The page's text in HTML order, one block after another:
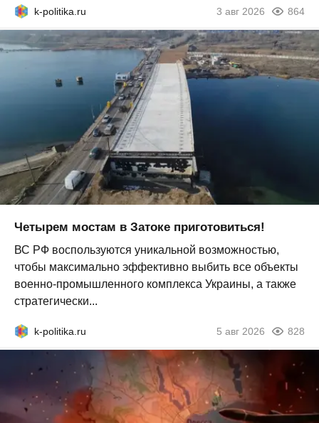
k-politika.ru 3 авг 2026 864
Четырем мостам в Затоке приготовиться!
ВС РФ воспользуются уникальной возможностью,
чтобы максимально эффективно выбить все объекты
военно-промышленного комплекса Украины, а также
стратегически...
k-politika.ru 5 авг 2026 828